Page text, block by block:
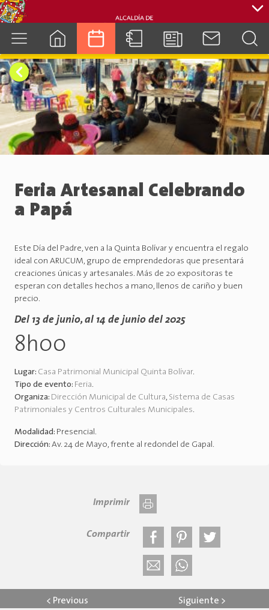
cuenca.gob.ec
Feria Artesanal Celebrando
a Papá
Este Día del Padre, ven a la Quinta Bolívar y encuentra el regalo
ideal con ARUCUM, grupo de emprendedoras que presentará
creaciones únicas y artesanales. Más de 20 expositoras te
esperan con detalles hechos a mano, llenos de cariño y buen
precio.
Del 13 de junio, al 14 de junio del 2025
8h00
Lugar: Casa Patrimonial Municipal Quinta Bolívar.
Tipo de evento: Feria.
Organiza: Dirección Municipal de Cultura, Sistema de Casas
Patrimoniales y Centros Culturales Municipales.
Modalidad: Presencial.
Dirección: Av. 24 de Mayo, frente al redondel de Gapal.
Imprimir
Compartir
< Previous Siguiente >